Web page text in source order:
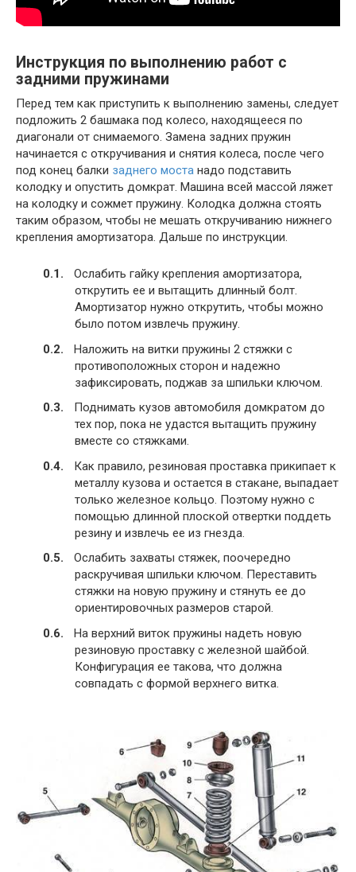
Инструкция по выполнению работ с
задними пружинами
Перед тем как приступить к выполнению замены, следует
подложить 2 башмака под колесо, находящееся по
диагонали от снимаемого. Замена задних пружин
начинается с откручивания и снятия колеса, после чего
под конец балки заднего моста надо подставить
колодку и опустить домкрат. Машина всей массой ляжет
на колодку и сожмет пружину. Колодка должна стоять
таким образом, чтобы не мешать откручиванию нижнего
крепления амортизатора. Дальше по инструкции.
Ослабить гайку крепления амортизатора,
открутить ее и вытащить длинный болт.
Амортизатор нужно открутить, чтобы можно
было потом извлечь пружину.
Наложить на витки пружины 2 стяжки с
противоположных сторон и надежно
зафиксировать, поджав за шпильки ключом.
Поднимать кузов автомобиля домкратом до
тех пор, пока не удастся вытащить пружину
вместе со стяжками.
Как правило, резиновая проставка прикипает к
металлу кузова и остается в стакане, выпадает
только железное кольцо. Поэтому нужно с
помощью длинной плоской отвертки поддеть
резину и извлечь ее из гнезда.
Ослабить захваты стяжек, поочередно
раскручивая шпильки ключом. Переставить
стяжки на новую пружину и стянуть ее до
ориентировочных размеров старой.
На верхний виток пружины надеть новую
резиновую проставку с железной шайбой.
Конфигурация ее такова, что должна
совпадать с формой верхнего витка.